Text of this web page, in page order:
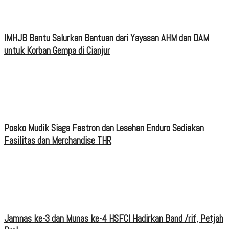
IMHJB Bantu Salurkan Bantuan dari Yayasan AHM dan DAM
untuk Korban Gempa di Cianjur
Posko Mudik Siaga Fastron dan Lesehan Enduro Sediakan
Fasilitas dan Merchandise THR
Jamnas ke-3 dan Munas ke-4 HSFCI Hadirkan Band /rif, Petjah